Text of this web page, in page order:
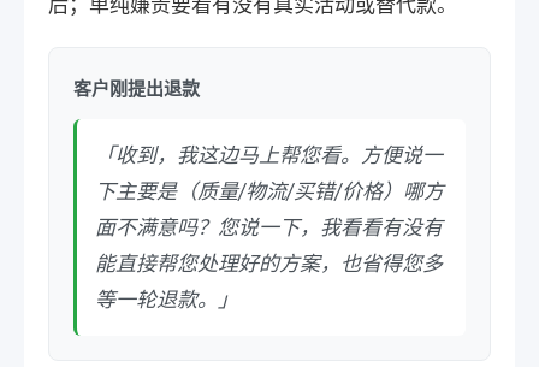
后；单纯嫌贵要看有没有真实活动或替代款。
客户刚提出退款
「收到，我这边马上帮您看。方便说一
下主要是（质量/物流/买错/价格）哪方
面不满意吗？您说一下，我看看有没有
能直接帮您处理好的方案，也省得您多
等一轮退款。」